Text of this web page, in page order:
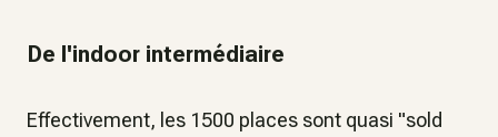
De l'indoor intermédiaire
Effectivement, les 1500 places sont quasi "sold